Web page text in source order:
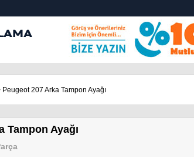
Peugeot 207 Arka Tampon Ayağı
Tampon Ayağı